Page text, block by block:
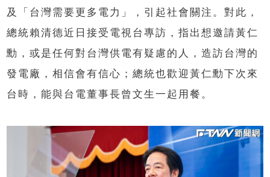
及「台灣需要更多電力」，引起社會關注。對此，
總統賴清德近日接受電視台專訪，指出想邀請黃仁
勳，或是任何對台灣供電有疑慮的人，造訪台灣的
發電廠，相信會有信心；總統也歡迎黃仁勳下次來
台時，能與台電董事長曾文生一起用餐。